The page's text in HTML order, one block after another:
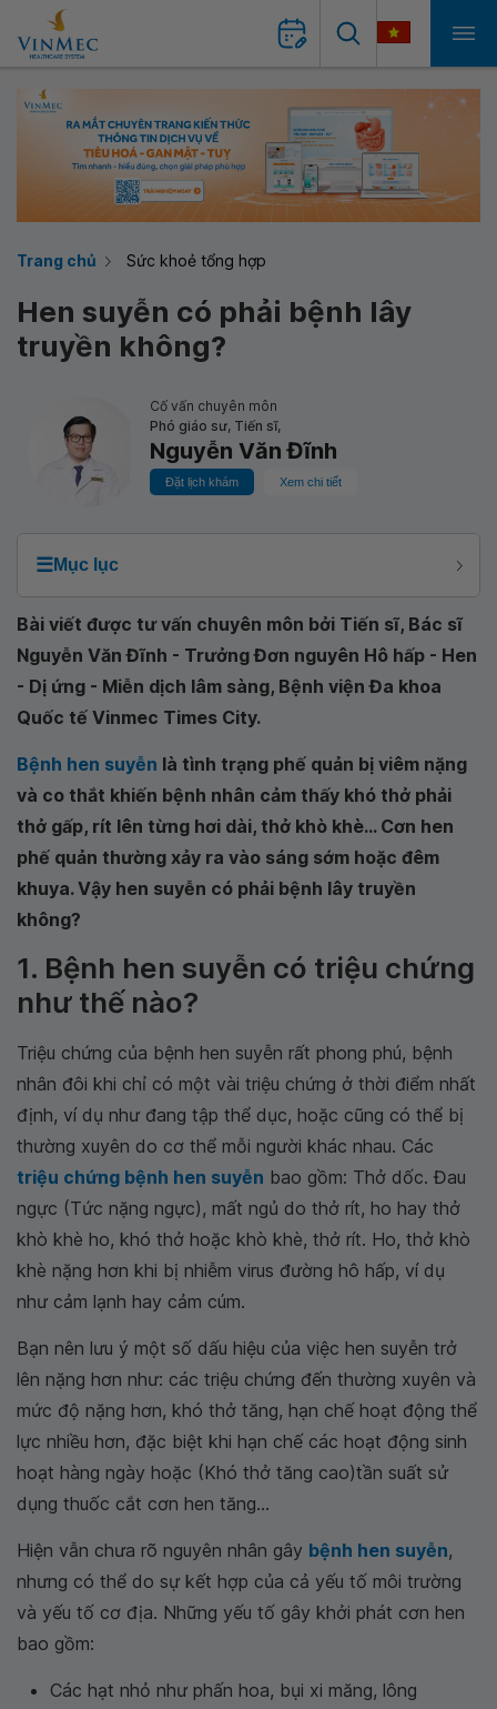
Trang chủ Sức khoẻ tổng hợp
Hen suyễn có phải bệnh lây
truyền không?
Cố vấn chuyên môn
Phó giáo sư, Tiến sĩ,
Nguyễn Văn Đĩnh
Đặt lịch khám Xem chi tiết
☰Mục lục
Bài viết được tư vấn chuyên môn bởi Tiến sĩ, Bác sĩ
Nguyễn Văn Đĩnh - Trưởng Đơn nguyên Hô hấp - Hen
- Dị ứng - Miễn dịch lâm sàng, Bệnh viện Đa khoa
Quốc tế Vinmec Times City.
Bệnh hen suyễn là tình trạng phế quản bị viêm nặng
và co thắt khiến bệnh nhân cảm thấy khó thở phải
thở gấp, rít lên từng hơi dài, thở khò khè... Cơn hen
phế quản thường xảy ra vào sáng sớm hoặc đêm
khuya. Vậy hen suyễn có phải bệnh lây truyền
không?
1. Bệnh hen suyễn có triệu chứng
như thế nào?
Triệu chứng của bệnh hen suyễn rất phong phú, bệnh
nhân đôi khi chỉ có một vài triệu chứng ở thời điểm nhất
định, ví dụ như đang tập thể dục, hoặc cũng có thể bị
thường xuyên do cơ thể mỗi người khác nhau. Các
triệu chứng bệnh hen suyễn bao gồm: Thở dốc. Đau
ngực (Tức nặng ngực), mất ngủ do thở rít, ho hay thở
khò khè ho, khó thở hoặc khò khè, thở rít. Ho, thở khò
khè nặng hơn khi bị nhiễm virus đường hô hấp, ví dụ
như cảm lạnh hay cảm cúm.
Bạn nên lưu ý một số dấu hiệu của việc hen suyễn trở
lên nặng hơn như: các triệu chứng đến thường xuyên và
mức độ nặng hơn, khó thở tăng, hạn chế hoạt động thể
lực nhiều hơn, đặc biệt khi hạn chế các hoạt động sinh
hoạt hàng ngày hoặc (Khó thở tăng cao)tần suất sử
dụng thuốc cắt cơn hen tăng...
Hiện vẫn chưa rõ nguyên nhân gây bệnh hen suyễn,
nhưng có thể do sự kết hợp của cả yếu tố môi trường
và yếu tố cơ địa. Những yếu tố gây khởi phát cơn hen
bao gồm:
Các hạt nhỏ như phấn hoa, bụi xi măng, lông